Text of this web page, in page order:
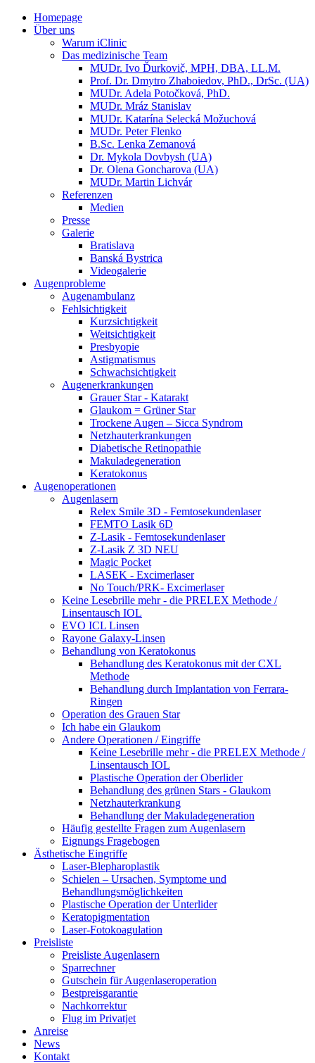
Homepage
Über uns
Warum iClinic
Das medizinische Team
MUDr. Ivo Ďurkovič, MPH, DBA, LL.M.
Prof. Dr. Dmytro Zhaboiedov, PhD., DrSc. (UA)
MUDr. Adela Potočková, PhD.
MUDr. Mráz Stanislav
MUDr. Katarína Selecká Možuchová
MUDr. Peter Flenko
B.Sc. Lenka Zemanová
Dr. Mykola Dovbysh (UA)
Dr. Olena Goncharova (UA)
MUDr. Martin Lichvár
Referenzen
Medien
Presse
Galerie
Bratislava
Banská Bystrica
Videogalerie
Augenprobleme
Augenambulanz
Fehlsichtigkeit
Kurzsichtigkeit
Weitsichtigkeit
Presbyopie
Astigmatismus
Schwachsichtigkeit
Augenerkrankungen
Grauer Star - Katarakt
Glaukom = Grüner Star
Trockene Augen – Sicca Syndrom
Netzhauterkrankungen
Diabetische Retinopathie
Makuladegeneration
Keratokonus
Augenoperationen
Augenlasern
Relex Smile 3D - Femtosekundenlaser
FEMTO Lasik 6D
Z-Lasik - Femtosekundenlaser
Z-Lasik Z 3D NEU
Magic Pocket
LASEK - Excimerlaser
No Touch/PRK- Excimerlaser
Keine Lesebrille mehr - die PRELEX Methode /
Linsentausch IOL
EVO ICL Linsen
Rayone Galaxy-Linsen
Behandlung von Keratokonus
Behandlung des Keratokonus mit der CXL
Methode
Behandlung durch Implantation von Ferrara-
Ringen
Operation des Grauen Star
Ich habe ein Glaukom
Andere Operationen / Eingriffe
Keine Lesebrille mehr - die PRELEX Methode /
Linsentausch IOL
Plastische Operation der Oberlider
Behandlung des grünen Stars - Glaukom
Netzhauterkrankung
Behandlung der Makuladegeneration
Häufig gestellte Fragen zum Augenlasern
Eignungs Fragebogen
Ästhetische Eingriffe
Laser-Blepharoplastik
Schielen – Ursachen, Symptome und
Behandlungsmöglichkeiten
Plastische Operation der Unterlider
Keratopigmentation
Laser-Fotokoagulation
Preisliste
Preisliste Augenlasern
Sparrechner
Gutschein für Augenlaseroperation
Bestpreisgarantie
Nachkorrektur
Flug im Privatjet
Anreise
News
Kontakt